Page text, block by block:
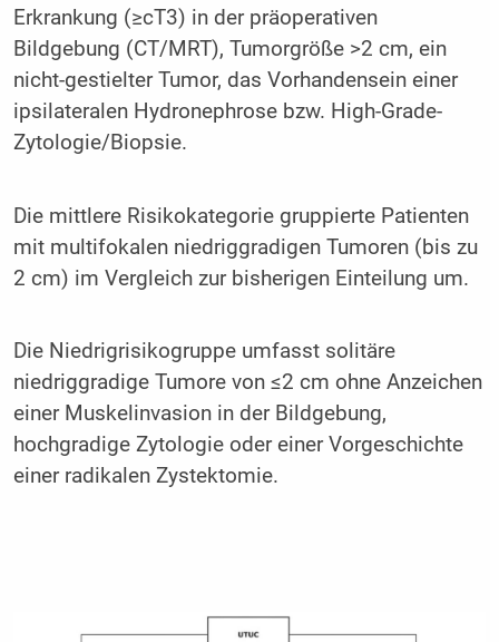
Erkrankung (≥cT3) in der präoperativen
Bildgebung (CT/MRT), Tumorgröße >2 cm, ein
nicht-gestielter Tumor, das Vorhandensein einer
ipsilateralen Hydronephrose bzw. High-Grade-
Zytologie/Biopsie.
Die mittlere Risikokategorie gruppierte Patienten
mit multifokalen niedriggradigen Tumoren (bis zu
2 cm) im Vergleich zur bisherigen Einteilung um.
Die Niedrigrisikogruppe umfasst solitäre
niedriggradige Tumore von ≤2 cm ohne Anzeichen
einer Muskelinvasion in der Bildgebung,
hochgradige Zytologie oder einer Vorgeschichte
einer radikalen Zystektomie.